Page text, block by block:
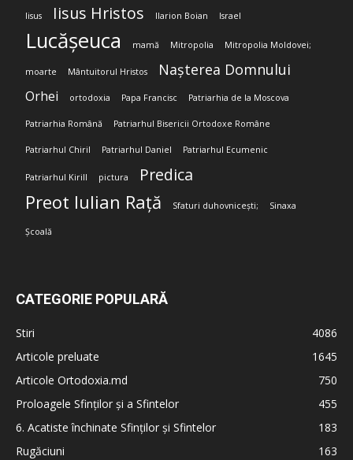
Iisus Iisus Hristos Ilarion Boian Israel
Lucășeuca mamă Mitropolia Mitropolia Moldovei;
moarte Mântuitorul Hristos Nașterea Domnului
Orhei ortodoxia Papa Francisc Patriarhia de la Moscova
Patriarhia Română Patriarhul Bisericii Ortodoxe Române
Patriarhul Chiril Patriarhul Daniel Patriarhul Ecumenic
Patriarhul Kirill pictura Predica
Preot Iulian Rață Sfaturi duhovnicești; Sinaxa
Școală
CATEGORIE POPULARĂ
Stiri
4086
Articole preluate
1645
Articole Ortodoxia.md
750
Proloagele Sfinților și a Sfintelor
455
6. Acatiste închinate Sfinților și Sfintelor
183
Rugăciuni
163